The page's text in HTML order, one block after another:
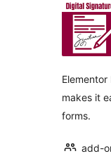
makes it
forms.
add-